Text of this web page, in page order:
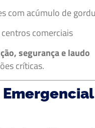
com acúmulo de
comerciais
segurança e laudo
críticas.